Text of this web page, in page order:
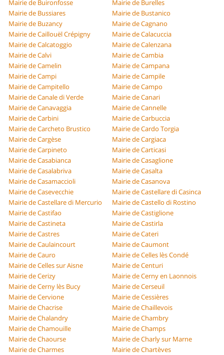
Mairie de Buironfosse
Mairie de Burelles
Mairie de Bussiares
Mairie de Bustanico
Mairie de Buzancy
Mairie de Cagnano
Mairie de Caillouël Crépigny
Mairie de Calacuccia
Mairie de Calcatoggio
Mairie de Calenzana
Mairie de Calvi
Mairie de Cambia
Mairie de Camelin
Mairie de Campana
Mairie de Campi
Mairie de Campile
Mairie de Campitello
Mairie de Campo
Mairie de Canale di Verde
Mairie de Canari
Mairie de Canavaggia
Mairie de Cannelle
Mairie de Carbini
Mairie de Carbuccia
Mairie de Carcheto Brustico
Mairie de Cardo Torgia
Mairie de Cargèse
Mairie de Cargiaca
Mairie de Carpineto
Mairie de Carticasi
Mairie de Casabianca
Mairie de Casaglione
Mairie de Casalabriva
Mairie de Casalta
Mairie de Casamaccioli
Mairie de Casanova
Mairie de Casevecchie
Mairie de Castellare di Casinca
Mairie de Castellare di Mercurio
Mairie de Castello di Rostino
Mairie de Castifao
Mairie de Castiglione
Mairie de Castineta
Mairie de Castirla
Mairie de Castres
Mairie de Cateri
Mairie de Caulaincourt
Mairie de Caumont
Mairie de Cauro
Mairie de Celles lès Condé
Mairie de Celles sur Aisne
Mairie de Centuri
Mairie de Cerizy
Mairie de Cerny en Laonnois
Mairie de Cerny lès Bucy
Mairie de Cerseuil
Mairie de Cervione
Mairie de Cessières
Mairie de Chacrise
Mairie de Chaillevois
Mairie de Chalandry
Mairie de Chambry
Mairie de Chamouille
Mairie de Champs
Mairie de Chaourse
Mairie de Charly sur Marne
Mairie de Charmes
Mairie de Chartèves